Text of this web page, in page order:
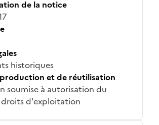
de la notice
historiques
et de réutilisation
soumise à autorisation du
d'exploitation